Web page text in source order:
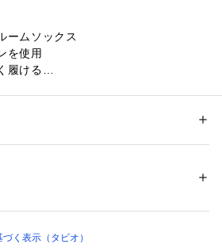
ームソックス
を使用
履ける
まるで
8% ポリウレタン2%
く表示（タビオ）